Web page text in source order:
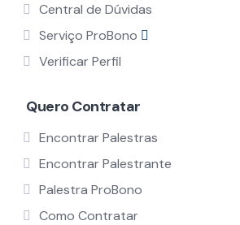
Central de Dúvidas
Serviço ProBono
Verificar Perfil
Quero Contratar
Encontrar Palestras
Encontrar Palestrante
Palestra ProBono
Como Contratar